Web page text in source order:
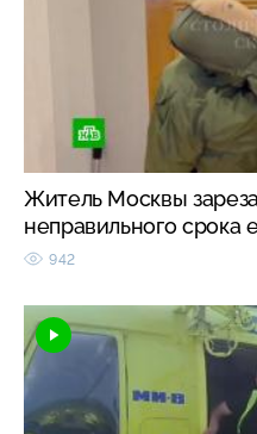
Житель Москвы
неправильного срока
942